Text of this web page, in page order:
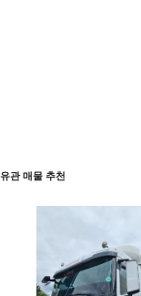
유관 매물 추천